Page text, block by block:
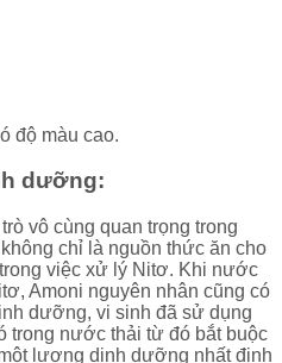
độ màu cao.
dưỡng:
vô cùng quan trọng trong
chỉ là nguồn thức ăn cho
việc xử lý Nitơ. Khi nước
Amoni nguyên nhân cũng có
dưỡng, vi sinh đã sử dụng
trong nước thải từ đó bắt buộc
lượng dinh dưỡng nhất định